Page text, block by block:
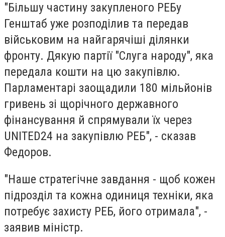
"Більшу частину закупленого РЕБу
Генштаб уже розподілив та передав
військовим на найгарячіші ділянки
фронту. Дякую партії "Слуга народу", яка
передала кошти на цю закупівлю.
Парламентарі заощадили 180 мільйонів
гривень зі щорічного державного
фінансування й спрямували їх через
UNITED24 на закупівлю РЕБ", - сказав
Федоров.
"Наше стратегічне завдання - щоб кожен
підрозділ та кожна одиниця техніки, яка
потребує захисту РЕБ, його отримала", -
заявив міністр.